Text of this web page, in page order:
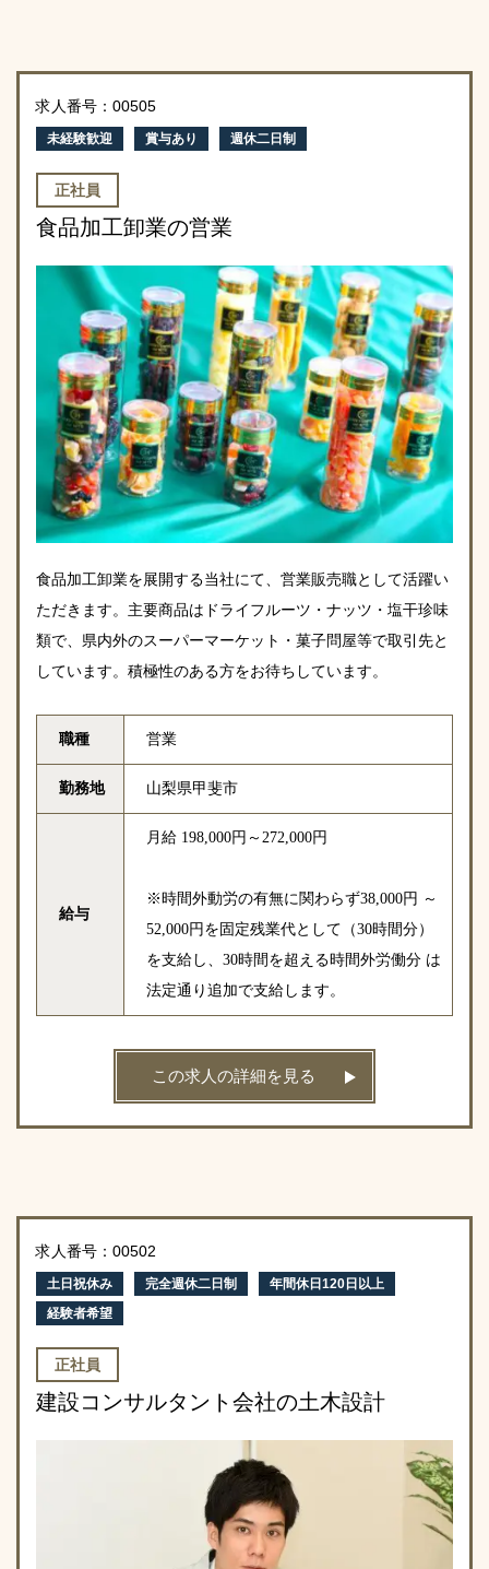
求人番号：00505
未経験歓迎 賞与あり 週休二日制
正社員
食品加工卸業の営業
食品加工卸業を展開する当社にて、営業販売職として活躍い
ただきます。主要商品はドライフルーツ・ナッツ・塩干珍味
類で、県内外のスーパーマーケット・菓子問屋等で取引先と
しています。積極性のある方をお待ちしています。
職種 営業
勤務地 山梨県甲斐市
給与
月給 198,000円～272,000円
※時間外動労の有無に関わらず38,000円 ～
52,000円を固定残業代として（30時間分）
を支給し、30時間を超える時間外労働分 は
法定通り追加で支給します。
この求人の詳細を見る
求人番号：00502
土日祝休み 完全週休二日制
年間休日120日以上
経験者希望
正社員
建設コンサルタント会社の土木設計